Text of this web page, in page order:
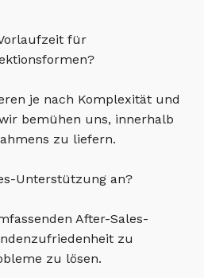
für
je nach Komplexität und
bemühen uns, innerhalb
zu liefern.
Unterstützung an?
After-Sales-
zu
zu lösen.